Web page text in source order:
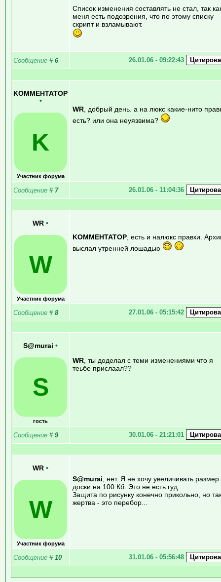
Список изменения составлять не стал, так
меня есть подозрения, что по этому списку
скрипт и взламывают.
Сообщение # 6 26.01.06 - 09:22:43
KOMMEHTATOP
•
K
Участник форума
WR , добрый день. а на люкс какие-нито
есть? или она неуязвима?
Сообщение # 7 26.01.06 - 11:04:36
WR •
W
Участник форума
KOMMEHTATOP , есть и налюкс правки.
выслал утренней лошадью
Сообщение # 8 27.01.06 - 05:15:42
S@murai •
S
гость
WR , ты доделал с теми изменениями что я
теьбе прислаал??
Сообщение # 9 30.01.06 - 21:21:01
WR •
W
Участник форума
S@murai , нет. Я не хочу увеличивать размер
доски на 100 Кб. Это не есть гуд.
Защита по рисунку конечно прикольно, но
жертва - это перебор...
Сообщение # 10 31.01.06 - 05:56:48